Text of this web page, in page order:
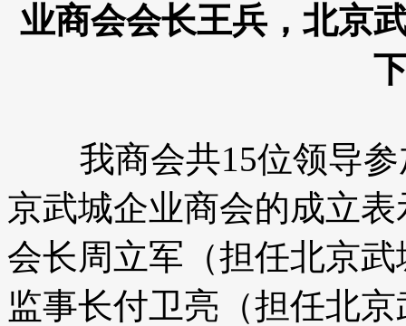
业商会会长王兵，北京
我商会共15位领导参
京武城企业商会的成立
会长周立军（担任北京
监事长付卫亮（担任北